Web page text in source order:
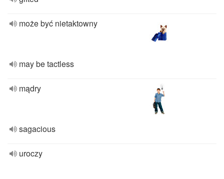
może być nietaktowny
may be tactless
mądry
sagacious
uroczy